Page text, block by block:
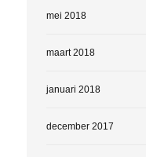
mei 2018
maart 2018
januari 2018
december 2017